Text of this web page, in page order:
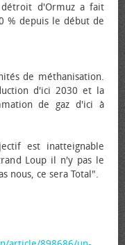
d'Ormuz a fait
% depuis le début de
de méthanisation.
d'ici 2030 et la
de gaz d'ici à
est inatteignable
Loup il n'y pas le
nous, ce sera Total".